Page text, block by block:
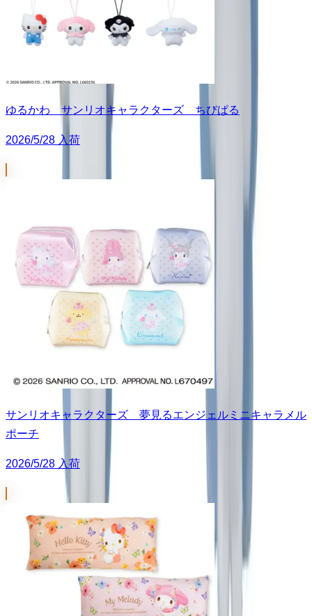
ゆるかわ サンリオキャラクターズ ちびぱる
2026/5/28 入荷
サンリオキャラクターズ 夢見るエンジェルミニキャラメル
ポーチ
2026/5/28 入荷